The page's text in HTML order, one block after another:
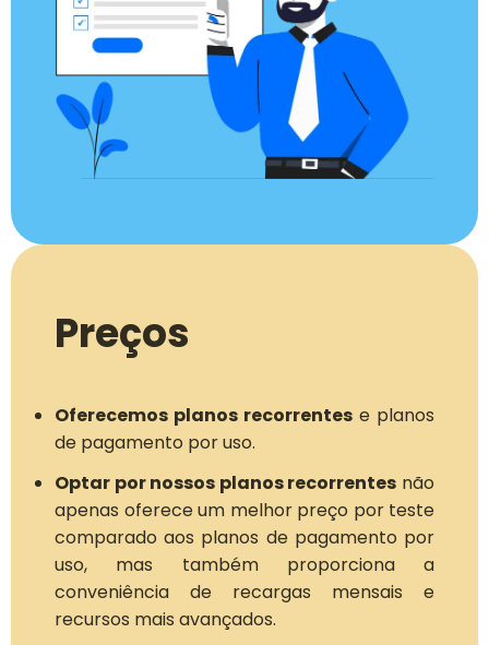
Preços
Oferecemos planos recorrentes e planos
de pagamento por uso.
Optar por nossos planos recorrentes não
apenas oferece um melhor preço por teste
comparado aos planos de pagamento por
uso, mas também proporciona a
conveniência de recargas mensais e
recursos mais avançados.